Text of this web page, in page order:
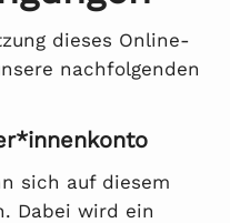
dieses Online-
nachfolgenden
sich auf diesem
Dabei wird ein